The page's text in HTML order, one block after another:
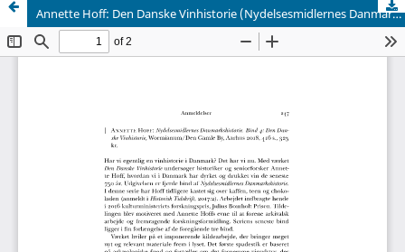
Annette Hoff: Den Danske Vinhistorie (Nydelsesmidlernes Danmarkshistorie, Bind 4). Wormianum, Den Gamle By, Aarhus 2018.